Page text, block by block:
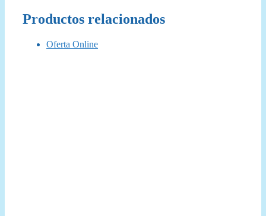
Productos relacionados
Oferta Online